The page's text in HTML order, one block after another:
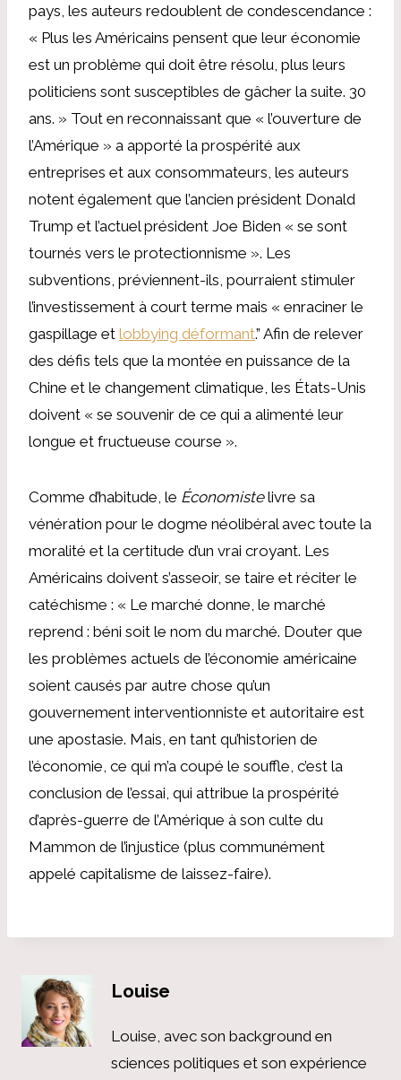
pays, les auteurs redoublent de condescendance :
« Plus les Américains pensent que leur économie
est un problème qui doit être résolu, plus leurs
politiciens sont susceptibles de gâcher la suite. 30
ans. » Tout en reconnaissant que « l’ouverture de
l’Amérique » a apporté la prospérité aux
entreprises et aux consommateurs, les auteurs
notent également que l’ancien président Donald
Trump et l’actuel président Joe Biden « se sont
tournés vers le protectionnisme ». Les
subventions, préviennent-ils, pourraient stimuler
l’investissement à court terme mais « enraciner le
gaspillage et lobbying déformant.” Afin de relever
des défis tels que la montée en puissance de la
Chine et le changement climatique, les États-Unis
doivent « se souvenir de ce qui a alimenté leur
longue et fructueuse course ».
Comme d’habitude, le Économistelivre sa
vénération pour le dogme néolibéral avec toute la
moralité et la certitude d’un vrai croyant. Les
Américains doivent s’asseoir, se taire et réciter le
catéchisme : « Le marché donne, le marché
reprend : béni soit le nom du marché. Douter que
les problèmes actuels de l’économie américaine
soient causés par autre chose qu’un
gouvernement interventionniste et autoritaire est
une apostasie. Mais, en tant qu’historien de
l’économie, ce qui m’a coupé le souffle, c’est la
conclusion de l’essai, qui attribue la prospérité
d’après-guerre de l’Amérique à son culte du
Mammon de l’injustice (plus communément
appelé capitalisme de laissez-faire).
Louise
Louise, avec son background en
sciences politiques et son expérience